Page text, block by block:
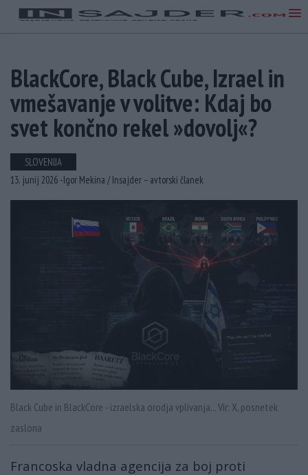
BlackCore, Black Cube, Izrael in
vmešavanje v volitve: Kdaj bo
svet končno rekel »dovolj«?
SLOVENIJA
13. junij 2026 -Igor Mekina /Insajder – avtorski članek
Black Cube in BlackCore - izraelska orodja vplivanja... Vir: X, posnetek
zaslona
Francoska vladna agencija za boj proti